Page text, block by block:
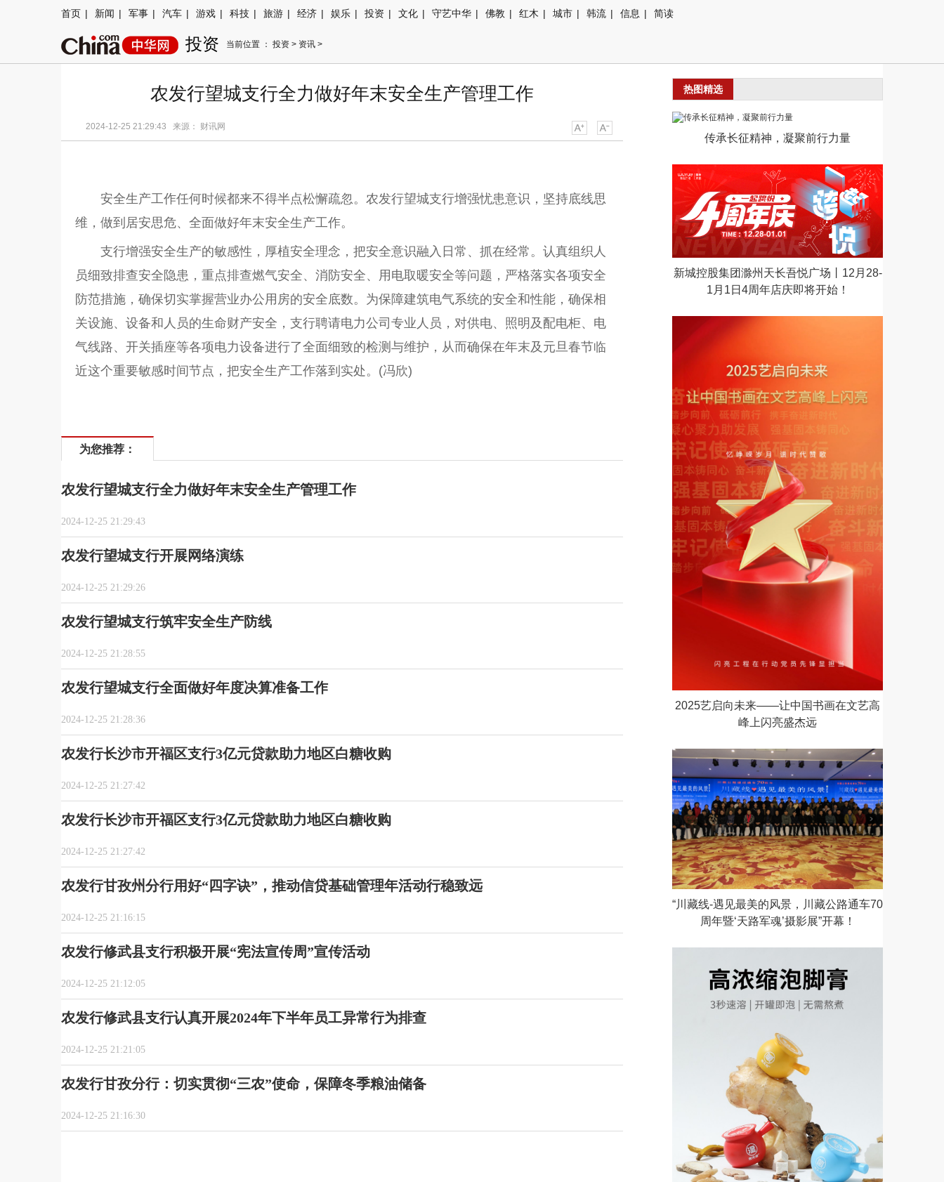
首页 | 新闻 | 军事 | 汽车 | 游戏 | 科技 | 旅游 | 经济 | 娱乐 | 投资 | 文化 | 守艺中华 | 佛教 | 红木 | 城市 | 韩流 | 信息 | 简读
投资 当前位置 ： 投资 > 资讯 >
农发行望城支行全力做好年末安全生产管理工作
2024-12-25 21:29:43 来源： 财讯网
安全生产工作任何时候都来不得半点松懈疏忽。农发行望城支行增强忧患意识，坚持底线思
维，做到居安思危、全面做好年末安全生产工作。
支行增强安全生产的敏感性，厚植安全理念，把安全意识融入日常、抓在经常。认真组织人
员细致排查安全隐患，重点排查燃气安全、消防安全、用电取暖安全等问题，严格落实各项安全
防范措施，确保切实掌握营业办公用房的安全底数。为保障建筑电气系统的安全和性能，确保相
关设施、设备和人员的生命财产安全，支行聘请电力公司专业人员，对供电、照明及配电柜、电
气线路、开关插座等各项电力设备进行了全面细致的检测与维护，从而确保在年末及元旦春节临
近这个重要敏感时间节点，把安全生产工作落到实处。(冯欣)
为您推荐：
农发行望城支行全力做好年末安全生产管理工作
2024-12-25 21:29:43
农发行望城支行开展网络演练
2024-12-25 21:29:26
农发行望城支行筑牢安全生产防线
2024-12-25 21:28:55
农发行望城支行全面做好年度决算准备工作
2024-12-25 21:28:36
农发行长沙市开福区支行3亿元贷款助力地区白糖收购
2024-12-25 21:27:42
农发行长沙市开福区支行3亿元贷款助力地区白糖收购
2024-12-25 21:27:42
农发行甘孜州分行用好“四字诀”，推动信贷基础管理年活动行稳致远
2024-12-25 21:16:15
农发行修武县支行积极开展“宪法宣传周”宣传活动
2024-12-25 21:12:05
农发行修武县支行认真开展2024年下半年员工异常行为排查
2024-12-25 21:21:05
农发行甘孜分行：切实贯彻“三农”使命，保障冬季粮油储备
2024-12-25 21:16:30
热图精选
传承长征精神，凝聚前行力量
新城控股集团滁州天长吾悦广场丨12月28-
1月1日4周年店庆即将开始！
2025艺启向未来——让中国书画在文艺高
峰上闪亮盛杰远
“川藏线-遇见最美的风景，川藏公路通车70
周年暨‘天路军魂’摄影展”开幕！